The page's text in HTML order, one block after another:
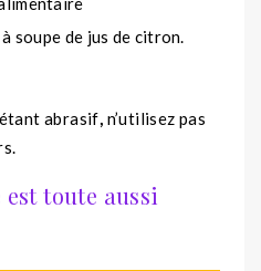
soupe de jus de citron.
abrasif, n’utilisez pas
est toute aussi